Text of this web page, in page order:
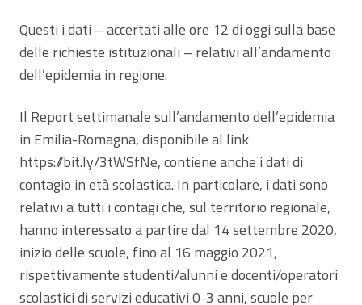
Questi i dati – accertati alle ore 12 di oggi sulla base
delle richieste istituzionali – relativi all’andamento
dell’epidemia in regione.
Il Report settimanale sull’andamento dell’epidemia
in Emilia-Romagna, disponibile al link
https://bit.ly/3tWSfNe, contiene anche i dati di
contagio in età scolastica. In particolare, i dati sono
relativi a tutti i contagi che, sul territorio regionale,
hanno interessato a partire dal 14 settembre 2020,
inizio delle scuole, fino al 16 maggio 2021,
rispettivamente studenti/alunni e docenti/operatori
scolastici di servizi educativi 0-3 anni, scuole per